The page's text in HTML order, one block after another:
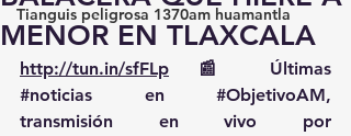
Tianguis peligrosa 1370am huamantla
MENOR EN TLAXCALA
http://tun.in/sfFLp
#noticias en #ObjetivoAM,